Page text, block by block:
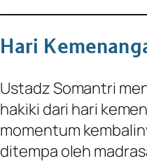
Hari
Ustadz Somantri
hakiki dari hari
momentum
ditempa oleh